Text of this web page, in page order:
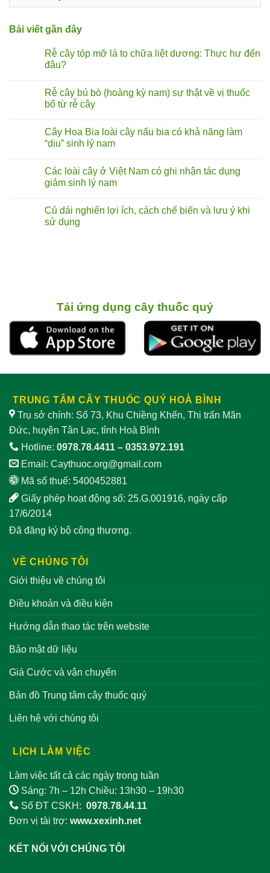
Bài viết gần đây
Rễ cây tóp mỡ lá to chữa liệt dương: Thực hư đến
đâu?
bình
luận
ở
tóp
mỡ
lá
liệt
dương:
Thực
đâu?
Rễ cây bú bò (hoàng kỳ nam) sự thật về vị thuốc
bổ từ rễ cây
bình
luận
bú
(hoàng
sự
thật
về
Cây Hoa Bia loài cây nấu bia có khả năng làm
“dịu” sinh lý nam
bình
luận
ở
Bia
loài
cây
Các loài cây ở Việt Nam có ghi nhận tác dụng
giảm sinh lý nam
bình
luận
ở
giảm
sinh
lý
nam
Củ dái nghiến lợi ích, cách chế biến và lưu ý khi
sử dụng
cách chế biến
lưu ý
khi
sử
dụng
Tải ứng dụng cây thuốc quý
TRUNG TÂM CÂY THUỐC QUÝ HOÀ BÌNH
Trụ sở chính: Số 73, Khu Chiềng Khến, Thị trấn Mãn
Đức, huyện Tân Lạc, tỉnh Hoà Bình
Hotline: 0978.78.4411 – 0353.972.191
Email: Caythuoc.org@gmail.com
Mã số thuế: 5400452881
Giấy phép hoạt động số: 25.G.001916, ngày cấp
17/6/2014
Đã đăng ký bộ công thương.
VỀ CHÚNG TÔI
Giới thiệu về chúng tôi
Điều khoản và điều kiện
Hướng dẫn thao tác trên website
Bảo mật dữ liệu
Giá Cước và vận chuyển
Bản đồ Trung tâm cây thuốc quý
Liên hệ với chúng tôi
LỊCH LÀM VIỆC
Làm việc tất cả các ngày trong tuần
Sáng: 7h – 12h Chiều: 13h30 – 19h30
Số ĐT CSKH: 0978.78.44.11
Đơn vị tài trợ: www.xexinh.net
KẾT NỐI VỚI CHÚNG TÔI